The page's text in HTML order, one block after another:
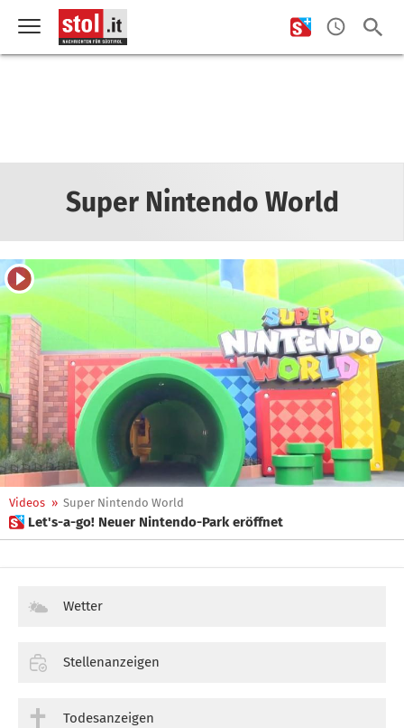
Super Nintendo World
Videos » Super Nintendo World
 Let's-a-go! Neuer Nintendo-Park eröffnet
Wetter
Stellenanzeigen
Todesanzeigen